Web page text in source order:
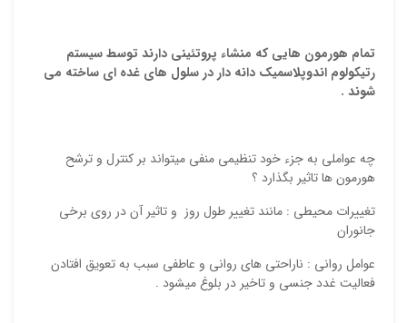
تمام هورمون هايي كه منشاء پروتئيني دارند توسط سيستم
رتيكولوم اندوپلاسميك دانه دار در سلول هاي غده اي ساخته مي
شوند .
چه عواملي به جزء خود تنظيمي منفي ميتواند بر كنترل و ترشح
هورمون ها تاثير بگذارد ؟
تغييرات محيطي : مانند تغيير طول روز و تاثير آن در روي برخي
جانوران
عوامل رواني : ناراحتي هاي رواني و عاطفي سبب به تعويق افتادن
فعاليت غدد جنسي و تاخير در بلوغ ميشود .